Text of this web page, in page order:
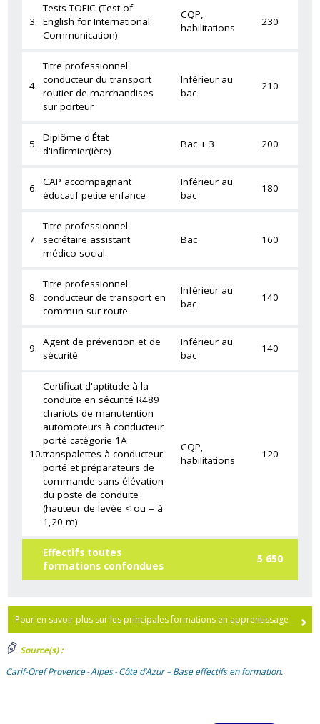
3.
Tests TOEIC (Test of
English for International
Communication)
CQP,
habilitations
230
4.
Titre professionnel
conducteur du transport
routier de marchandises
sur porteur
Inférieur au
bac
210
5. Diplôme d'État
d'infirmier(ière)
Bac + 3 200
6. CAP accompagnant
éducatif petite enfance
Inférieur au
bac
180
7.
Titre professionnel
secrétaire assistant
médico-social
Bac 160
8.
Titre professionnel
conducteur de transport en
commun sur route
Inférieur au
bac
140
9. Agent de prévention et de
sécurité
Inférieur au
bac
140
10.
Certificat d'aptitude à la
conduite en sécurité R489
chariots de manutention
automoteurs à conducteur
porté catégorie 1A
transpalettes à conducteur
porté et préparateurs de
commande sans élévation
du poste de conduite
(hauteur de levée < ou = à
1,20 m)
CQP,
habilitations
120
Effectifs toutes
formations confondues
5 650
Pour en savoir plus sur les principales formations en apprentissage
Source(s) :
Carif-Oref Provence - Alpes - Côte d’Azur – Base effectifs en formation.